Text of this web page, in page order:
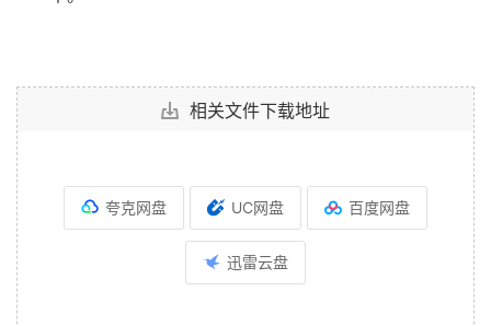
相关文件下载地址
夸克网盘 UC网盘 百度网盘
迅雷云盘